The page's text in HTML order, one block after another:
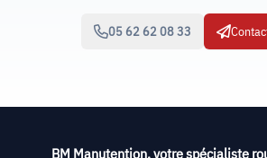
05 62 62 08 33
BM Manutention, votre spécialiste